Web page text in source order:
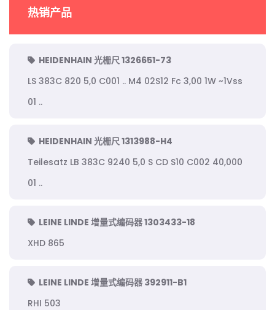
热销产品
HEIDENHAIN 光栅尺 1326651-73
LS 383C 820 5,0 C001 .. M4 02S12 Fc 3,00 1W ~1Vss
01 ..
HEIDENHAIN 光栅尺 1313988-H4
Teilesatz LB 383C 9240 5,0 S CD S10 C002 40,000
01 ..
LEINE LINDE 增量式编码器 1303433-18
XHD 865
LEINE LINDE 增量式编码器 392911-B1
RHI 503